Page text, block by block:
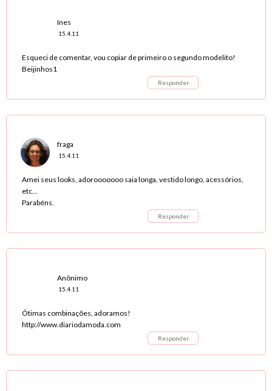
Ines
15.4.11
Esqueci de comentar, vou copiar de primeiro o segundo modelito!
Beijinhos1
Responder
fraga
15.4.11
Amei seus looks, adorooooooo saia longa, vestido longo, acessórios,
etc...
Parabéns.
Responder
Anônimo
15.4.11
Ótimas combinações, adoramos!
http://www.diariodamoda.com
Responder